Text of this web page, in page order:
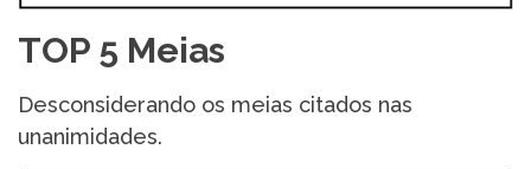
TOP 5 Meias
Desconsiderando os meias citados nas
unanimidades.